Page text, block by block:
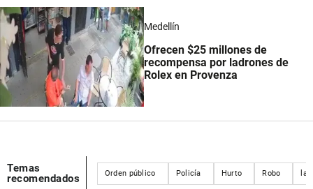
Medellín
Ofrecen $25 millones de
recompensa por ladrones de
Rolex en Provenza
Temas
recomendados
Orden público Policía Hurto Robo